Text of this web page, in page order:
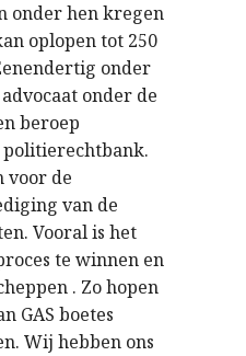
onder hen kregen
oplopen tot 250
onder
onder de
beroep
voor de
van de
Vooral is het
te winnen en
. Zo hopen
GAS boetes
Wij hebben ons